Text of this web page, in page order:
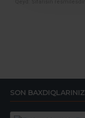
SON BAXDIQLARINIZ